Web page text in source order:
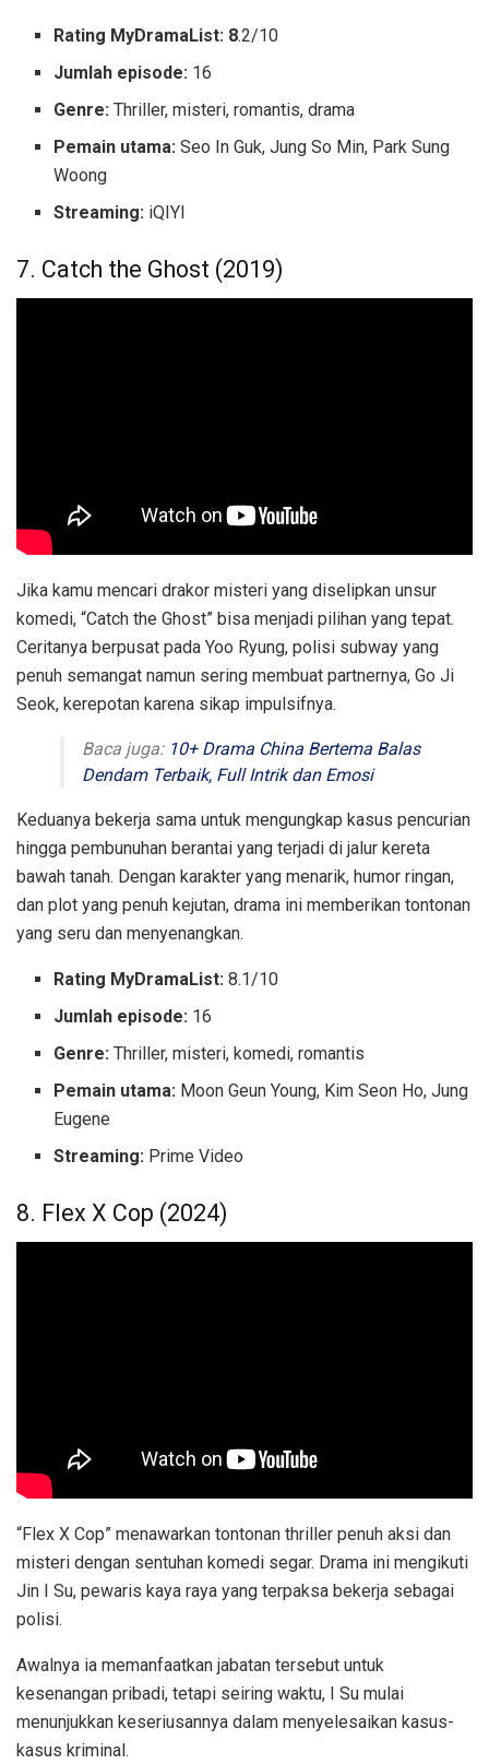
Rating MyDramaList: 8.2/10
Jumlah episode: 16
Genre: Thriller, misteri, romantis, drama
Pemain utama: Seo In Guk, Jung So Min, Park Sung
Woong
Streaming: iQIYI
7. Catch the Ghost (2019)
Jika kamu mencari drakor misteri yang diselipkan unsur
komedi, “Catch the Ghost” bisa menjadi pilihan yang tepat.
Ceritanya berpusat pada Yoo Ryung, polisi subway yang
penuh semangat namun sering membuat partnernya, Go Ji
Seok, kerepotan karena sikap impulsifnya.
Baca juga: 10+ Drama China Bertema Balas
Dendam Terbaik, Full Intrik dan Emosi
Keduanya bekerja sama untuk mengungkap kasus pencurian
hingga pembunuhan berantai yang terjadi di jalur kereta
bawah tanah. Dengan karakter yang menarik, humor ringan,
dan plot yang penuh kejutan, drama ini memberikan tontonan
yang seru dan menyenangkan.
Rating MyDramaList: 8.1/10
Jumlah episode: 16
Genre: Thriller, misteri, komedi, romantis
Pemain utama: Moon Geun Young, Kim Seon Ho, Jung
Eugene
Streaming: Prime Video
8. Flex X Cop (2024)
“Flex X Cop” menawarkan tontonan thriller penuh aksi dan
misteri dengan sentuhan komedi segar. Drama ini mengikuti
Jin I Su, pewaris kaya raya yang terpaksa bekerja sebagai
polisi.
Awalnya ia memanfaatkan jabatan tersebut untuk
kesenangan pribadi, tetapi seiring waktu, I Su mulai
menunjukkan keseriusannya dalam menyelesaikan kasus-
kasus kriminal.